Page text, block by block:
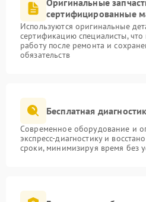
Оригинальные
сертифицированные
Используются оригинальные
сертификацию специалисты,
работу после ремонта и
обязательств
Бесплатная
Современное оборудование и
экспресс-диагностику и
сроки, минимизируя время без